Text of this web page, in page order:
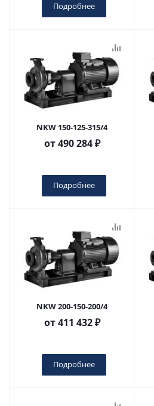
Подробнее
NKW 150-125-315/4
от490 284 ₽
Подробнее
NKW 200-150-200/4
от411 432 ₽
Подробнее